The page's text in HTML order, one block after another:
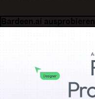
Bardeen.ai ausprobieren